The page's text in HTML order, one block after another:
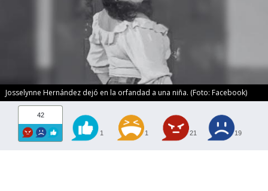
Josselynne Hernández dejó en la orfandad a una niña. (Foto: Facebook)
42
1 1 21 19